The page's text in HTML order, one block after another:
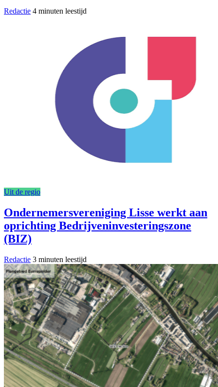
Redactie 4 minuten leestijd
Uit de regio
Ondernemersvereniging Lisse werkt aan
oprichting Bedrijveninvesteringszone
(BIZ)
Redactie 3 minuten leestijd